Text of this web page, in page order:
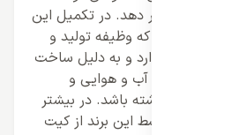
کاربر قرار دهد. در تکمیل این
قرار دارد که وظیفه تولید و
را بر عهده دارد و به دلیل ساخت
برابر تغییرات آب و هوایی و
را داشته باشد. در بیشتر
تولیدی توسط این برند از کیت